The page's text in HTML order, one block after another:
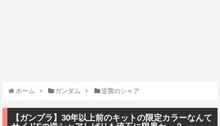
ホーム ガンダム 逆襲のシャア
【ガンプラ】30年以上前のキットの限定カラーなんて